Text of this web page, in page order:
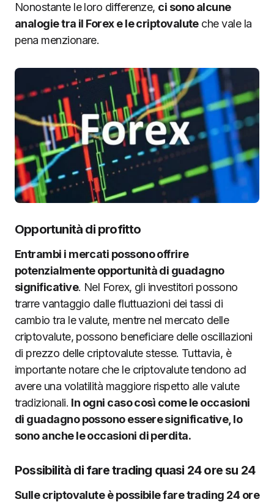
Nonostante le loro differenze, ci sono alcune
analogie tra il Forex e le criptovaluteche vale la
pena menzionare.
Opportunità di profitto
Entrambi i mercati possono offrire
potenzialmente opportunità di guadagno
significative. Nel Forex, gli investitori possono
trarre vantaggio dalle fluttuazioni dei tassi di
cambio tra le valute, mentre nel mercato delle
criptovalute, possono beneficiare delle oscillazioni
di prezzo delle criptovalute stesse. Tuttavia, è
importante notare che le criptovalute tendono ad
avere una volatilità maggiore rispetto alle valute
tradizionali. In ogni caso così come le occasioni
di guadagno possono essere significative, lo
sono anche le occasioni di perdita.
Possibilità di fare trading quasi 24 ore su 24
Sulle criptovalute è possibile fare trading 24 ore